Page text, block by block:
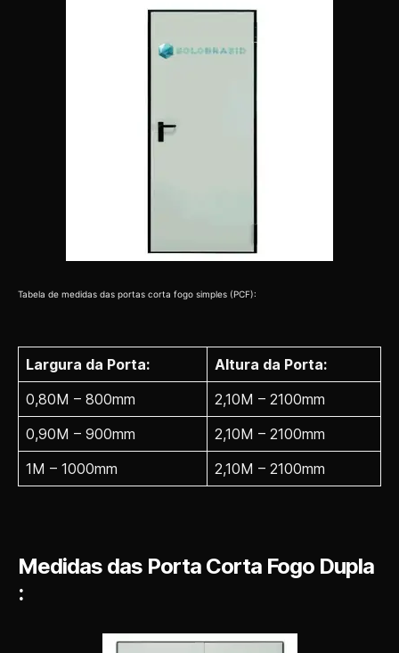
Tabela de medidas das portas corta fogo simples (PCF):
Largura da Porta:
Altura da Porta:
0,80M – 800mm
2,10M – 2100mm
0,90M – 900mm
2,10M – 2100mm
1M – 1000mm
2,10M – 2100mm
Medidas das Porta Corta Fogo Dupla
: